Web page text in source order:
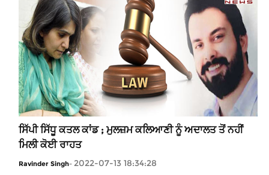
ਸਿੱਪੀ ਸਿੱਧੂ ਕਤਲ ਕਾਂਡ ; ਮੁਲਜ਼ਮ ਕਲਿਆਣੀ ਨੂੰ ਅਦਾਲਤ ਤੋਂ ਨਹੀਂ
ਮਿਲੀ ਕੋਈ ਰਾਹਤ
Ravinder Singh- 2022-07-13 18:34:28